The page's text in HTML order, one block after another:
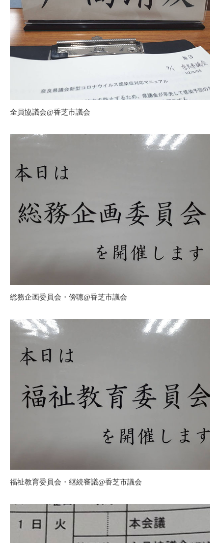
全員協議会@香芝市議会
総務企画委員会・傍聴@香芝市議会
福祉教育委員会・継続審議@香芝市議会